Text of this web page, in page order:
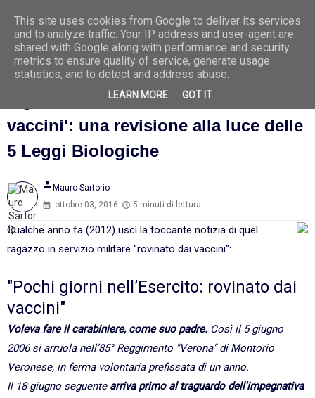
7 Ago
2026
Il giovane militare 'rovinato dai
vaccini': una revisione alla luce delle
5 Leggi Biologiche
person Mauro Sartorio
ottobre 03, 2016
5 minuti di lettura
Qualche anno fa (2012) uscì la toccante notizia di quel
ragazzo in servizio militare "rovinato dai vaccini":
"Pochi giorni nell’Esercito: rovinato dai
vaccini"
Voleva fare il carabiniere, come suo padre. Così il 5 giugno
2006 si arruola nell’85° Reggimento "Verona" di Montorio
Veronese, in ferma volontaria prefissata di un anno.
Il 18 giugno seguente arriva primo al traguardo dell'impegnativa
This site uses cookies from Google to deliver its services
and to analyze traffic. Your IP address and user-agent are
shared with Google along with performance and security
metrics to ensure quality of service, generate usage
statistics, and to detect and address abuse.
LEARN MORE GOT IT